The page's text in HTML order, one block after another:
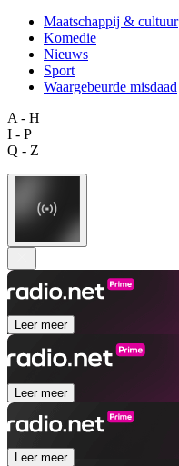
Maatschappij & cultuur
Komedie
Nieuws
Sport
Waargebeurde misdaad
A - H
I - P
Q - Z
Leer meer
Leer meer
Leer meer